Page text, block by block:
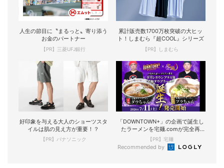
人生の節目に〝まるっと〟寄り添う
お金のパートナー
【PR】三菱UFJ銀行
累計販売数1700万枚突破の大ヒッ
ト！しまむら『超COOL』シリーズ
【PR】しまむら
好印象を与える大人のショーツスタ
イルは肌の見え方が重要！？
【PR】パナソニック
「DOWNTOWN+」の企画で誕生し
たラーメンを宅麺.comが完全再
現！
【PR】宅麺
Recommended by